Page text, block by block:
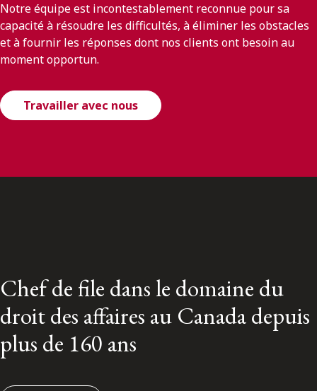
Notre équipe est incontestablement reconnue pour sa
capacité à résoudre les difficultés, à éliminer les obstacles
et à fournir les réponses dont nos clients ont besoin au
moment opportun.
Travailler avec nous
droit des affaires au Canada depuis
plus de 160 ans
S'abonner